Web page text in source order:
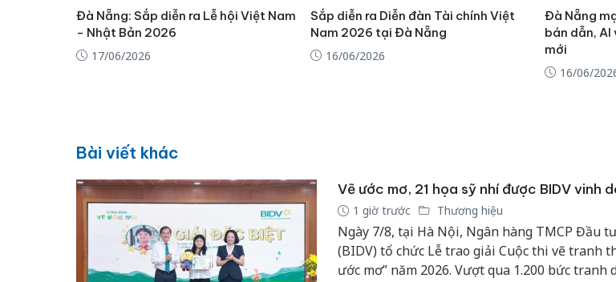
Đà Nẵng: Sắp diễn ra Lễ hội Việt Nam
- Nhật Bản 2026
17/06/2026
Sắp diễn ra Diễn đàn Tài chính Việt
Nam 2026 tại Đà Nẵng
16/06/2026
Đà Nẵng
bán dẫn,
mới
16/06/
Bài viết khác
Vẽ ước mơ, 21 họa sỹ nhí được BIDV vinh
1 giờ trước Thương hiệu
Ngày 7/8, tại Hà Nội, Ngân hàng TMCP Đầu
(BIDV) tổ chức Lễ trao giải Cuộc thi vẽ tranh
ước mơ” năm 2026. Vượt qua 1.200 bức tranh